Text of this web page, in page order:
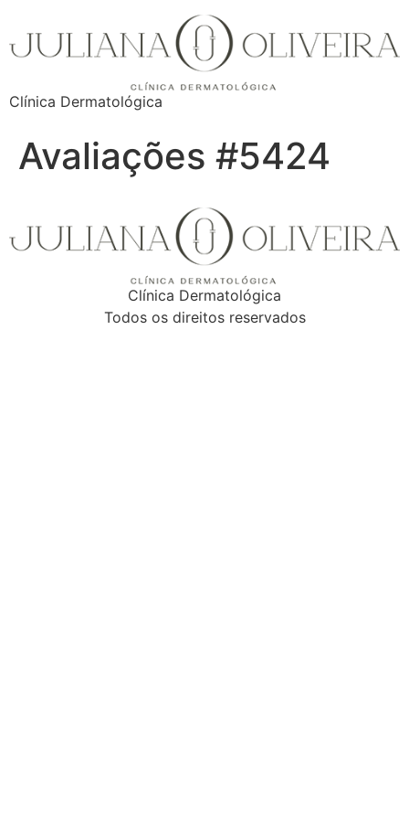
Clínica Dermatológica
Avaliações #5424
Clínica Dermatológica
Todos os direitos reservados